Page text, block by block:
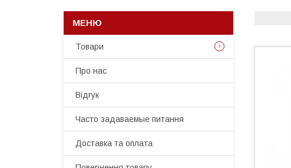
Товари
Про нас
Відгук
Часто задаваемые питання
Доставка та оплата